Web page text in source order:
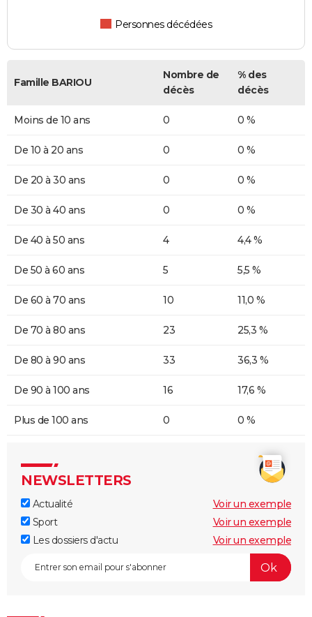
Personnes décédées
Famille BARIOU
Nombre de
décès
% des
décès
Moins de 10 ans 0 0 %
De 10 à 20 ans 0 0 %
De 20 à 30 ans 0 0 %
De 30 à 40 ans 0 0 %
De 40 à 50 ans 4 4,4 %
De 50 à 60 ans 5 5,5 %
De 60 à 70 ans 10 11,0 %
De 70 à 80 ans 23 25,3 %
De 80 à 90 ans 33 36,3 %
De 90 à 100 ans 16 17,6 %
Plus de 100 ans 0 0 %
NEWSLETTERS
Actualité
Voir un exemple
Sport
Voir un exemple
Les dossiers d'actu
Voir un exemple